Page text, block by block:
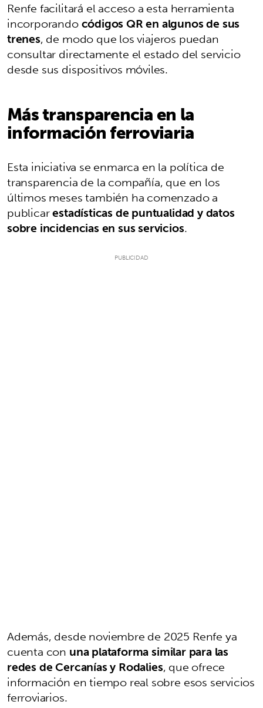
Renfe facilitará el acceso a esta herramienta
incorporandocódigos QR en algunos de sus
trenes, de modo que los viajeros puedan
consultar directamente el estado del servicio
desde sus dispositivos móviles.
Más transparencia en la
información ferroviaria
Esta iniciativa se enmarca en la política de
transparencia de la compañía, que en los
últimos meses también ha comenzado a
publicarestadísticas de puntualidad y datos
sobre incidencias en sus servicios.
Además, desde noviembre de 2025 Renfe ya
cuenta con una plataforma similar para las
redes de Cercanías y Rodalies, que ofrece
información en tiempo real sobre esos servicios
ferroviarios.